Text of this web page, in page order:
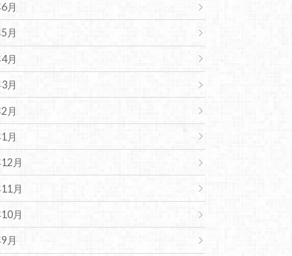
月
月
月
月
月
月
月
月
月
月